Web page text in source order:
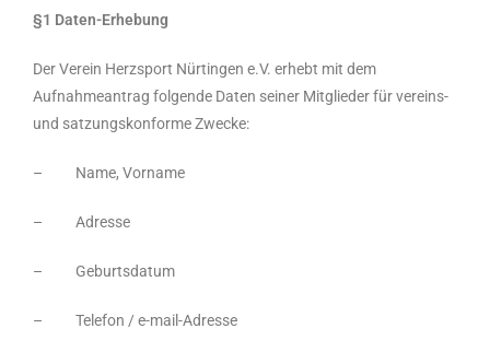
§1 Daten-Erhebung
Der Verein Herzsport Nürtingen e.V. erhebt mit dem
Aufnahmeantrag folgende Daten seiner Mitglieder für vereins-
und satzungskonforme Zwecke:
– Name, Vorname
– Adresse
– Geburtsdatum
– Telefon / e-mail-Adresse